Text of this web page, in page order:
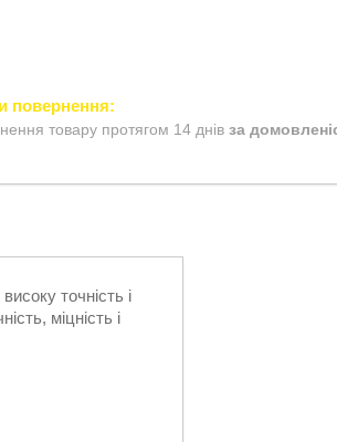
товару протягом 14 днів за
точність і
міцність і